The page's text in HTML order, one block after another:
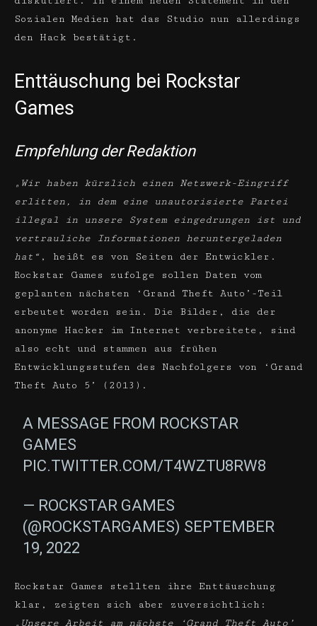
Sozialen Medien hat das Studio nun allerdings
den Hack bestätigt.
Enttäuschung bei Rockstar
Games
Empfehlung der Redaktion
„Wir haben kürzlich einen Netzwerk-Eingriff
erlitten, in dem eine unautorisierte Partei
illegal in unsere System eingedrungen ist und
vertrauliche Informationen heruntergeladen
hat“ , heißt es von Seiten der Entwickler.
Rockstar Games zufolge sollen Daten vom
geplanten nächsten ‘Grand Theft Auto’-Teil
erbeutet worden sein. Die Bilder, die der
anonyme Hacker im Internet verbreitete, sind
also echt und stammen aus frühen
Entwicklungsstufen des Nachfolgers von ‘Grand
Theft Auto 5’ (2013).
A MESSAGE FROM ROCKSTAR
GAMES
PIC.TWITTER.COM/T4WZTU8RW8
— ROCKSTAR GAMES
(@ROCKSTARGAMES) SEPTEMBER
19, 2022
Rockstar Games stellten ihre Enttäuschung
klar, zeigten sich aber zuversichtlich:
„Unsere Arbeit am nächste ‘Grand Theft Auto’